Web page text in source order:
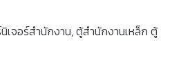
เจอร์สำนักงาน,ตู้สำนักงานเหล็ก ตู้